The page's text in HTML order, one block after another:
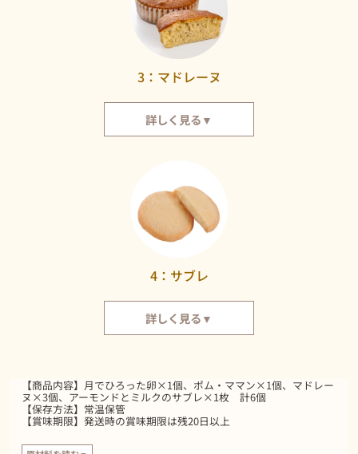
3：マドレーヌ
詳しく見る▼
4：サブレ
詳しく見る▼
【商品内容】月でひろった卵×1個、ポム・ママン×1個、マドレー
ヌ×3個、アーモンドとミルクのサブレ×1枚 計6個
【保存方法】常温保管
【賞味期限】発送時の賞味期限は残20日以上